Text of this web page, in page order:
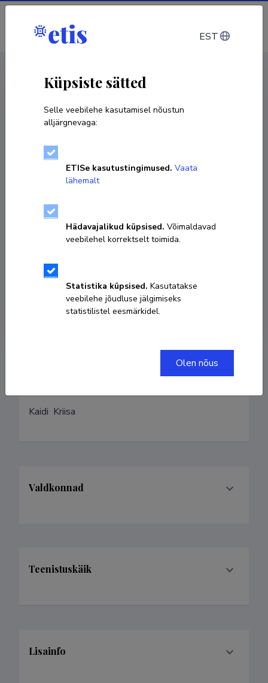
Sisene
Sünniaeg 08. aprill 1988
Kodulehekülg
0009-0004-1313-702X
Kaidi  Kriisa
Valdkonnad
Teenistuskäik
Lisainfo
EST
Küpsiste sätted
Selle veebilehe kasutamisel nõustun
alljärgnevaga:
ETISe kasutustingimused. Vaata
lähemalt
Hädavajalikud küpsised. Võimaldavad
veebilehel korrektselt toimida.
Statistika küpsised. Kasutatakse
veebilehe jõudluse jälgimiseks
statistilistel eesmärkidel.
Olen nõus